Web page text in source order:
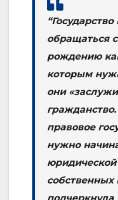
обращаться
рождению
которым
они
правовое
нужно
собственных